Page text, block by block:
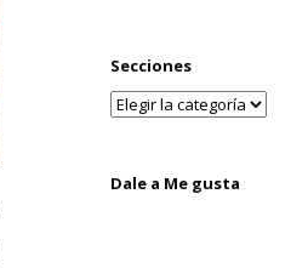
Secciones
Dale a Me gusta